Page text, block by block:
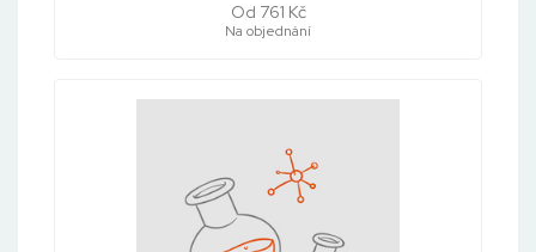
Od 761 Kč
Na objednání